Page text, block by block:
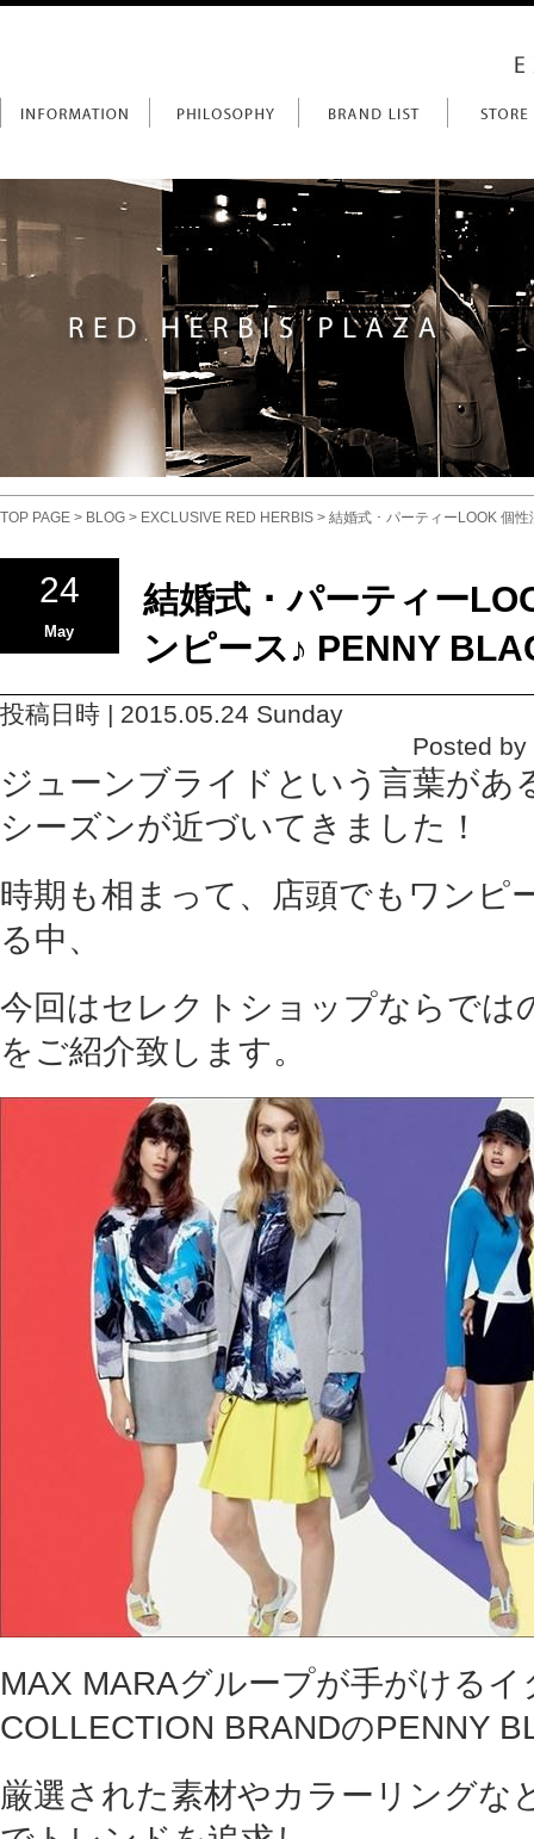
TOP PAGE > BLOG > EXCLUSIVE RED HERBIS > 結婚式 ･ パーティーLOOK 個
24
May
結婚式 ･ パーティー
ンピース♪ PENNY
投稿日時 | 2015.05.24 Sunday
Posted by
ジューンブライドという言葉があ
シーズンが近づいてきました！
時期も相まって、店頭でもワンピ
る中、
今回はセレクトショップならでは
をご紹介致します。
MAX MARAグループが手がけるイ
COLLECTION BRANDのPENNY
厳選された素材やカラーリングな